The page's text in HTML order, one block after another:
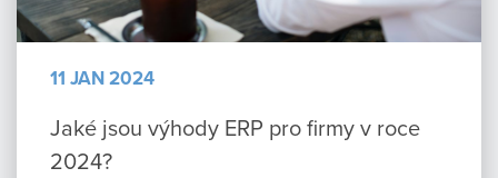
11 JAN 2024
Jaké jsou výhody ERP pro firmy v roce
2024?